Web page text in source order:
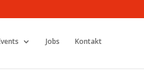
Jobs Kontakt